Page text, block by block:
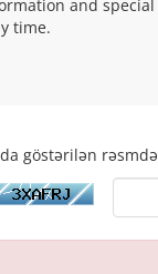
and
time.
göstərilən